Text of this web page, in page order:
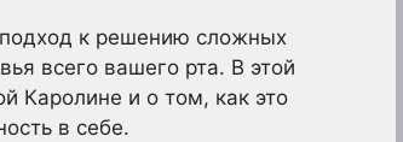
к решению сложных
всего вашего рта. В этой
Каролине и о том, как это
в себе.